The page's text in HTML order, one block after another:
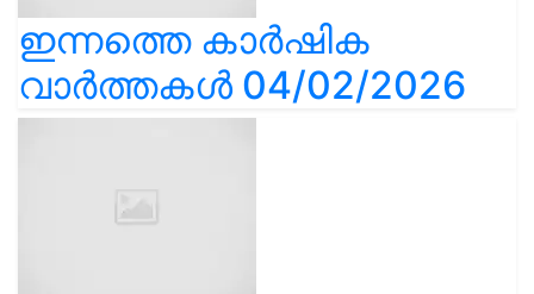
ഇന്നത്തെ കാർഷിക
വാർത്തകൾ 04/02/2026